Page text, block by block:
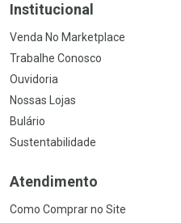
Institucional
Venda No Marketplace
Trabalhe Conosco
Ouvidoria
Nossas Lojas
Bulário
Sustentabilidade
Atendimento
Como Comprar no Site